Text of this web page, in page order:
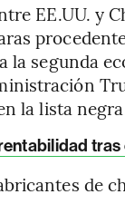
EE.UU. y
segunda
la lista
de